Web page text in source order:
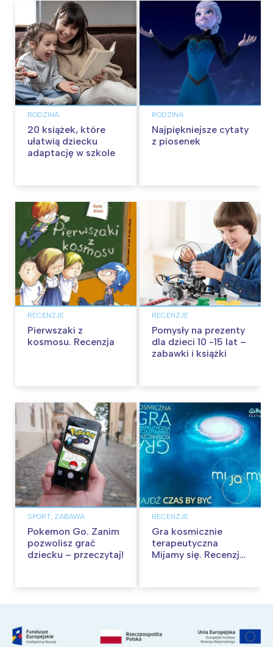
RODZINA
20 książek, które
ułatwią dziecku
adaptację w szkole
RODZINA
Najpiękniejsze cytaty
z piosenek
RECENZJE
Pierwszaki z
kosmosu. Recenzja
RECENZJE
Pomysły na prezenty
dla dzieci 10 -15 lat –
zabawki i książki
SPORT, ZABAWA
Pokemon Go. Zanim
pozwolisz grać
dziecku – przeczytaj!
RECENZJE
Gra kosmicznie
terapeutyczna
Mijamy się. Recenzja